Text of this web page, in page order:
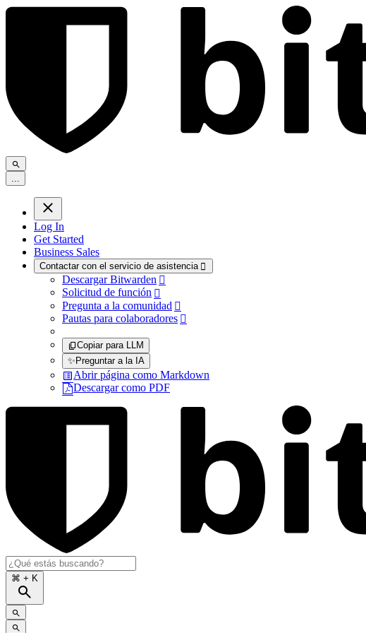
Log In
Get Started
Business Sales
Contactar con el servicio de asistencia 
Descargar Bitwarden 
Solicitud de función 
Pregunta a la comunidad 
Pautas para colaboradores 
Copiar para LLM
✨Preguntar a la IA
Abrir página como Markdown
Descargar como PDF
⌘ + K